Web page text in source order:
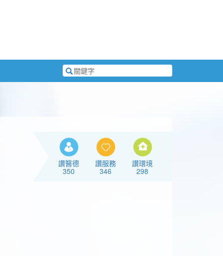
搜
尋
讚醫德
350
讚服務
346
讚環境
298